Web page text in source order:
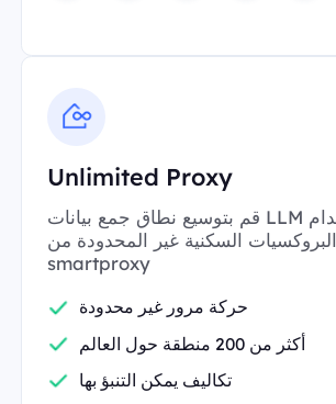
Unlimited Proxy
قم بتوسيع نطاق جمع بيانات LLM باستخدام
البروكسيات السكنية غير المحدودة من
smartproxy
حركة مرور غير محدودة
أكثر من 200 منطقة حول العالم
تكاليف يمكن التنبؤ بها